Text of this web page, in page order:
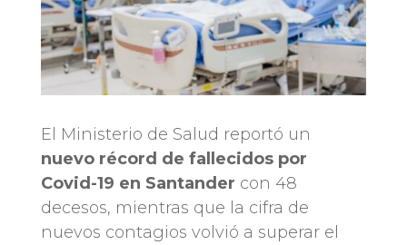
El Ministerio de Salud reportó un
nuevo récord de fallecidos por
Covid-19 en Santander con 48
decesos, mientras que la cifra de
nuevos contagios volvió a superar el